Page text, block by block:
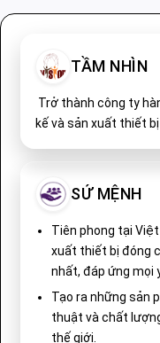
TẦM NHÌN
Trở thành công ty
kế và sản xuất thiết
SỨ MỆNH
Tiên phong tại
xuất thiết bị đóng
nhất, đáp ứng mọi
Tạo ra những sản
thuật và chất
thế giới.